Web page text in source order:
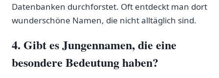
Datenbanken durchforstet. Oft ‍entdeckt man⁢ dort‍
wunderschöne Namen,⁤ die nicht alltäglich sind.
4. ​Gibt es⁤ Jungennamen, die eine
⁣besondere Bedeutung haben?